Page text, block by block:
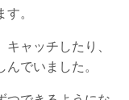
。
ャッチしたり、
でいました。